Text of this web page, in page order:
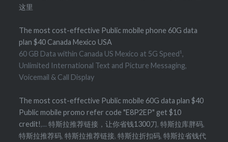
这里
The most cost-effective Public mobile phone 60G data
plan $40 Canada Mexico USA
60 GB Data within Canada US Mexico at 5G Speed¹,
Unlimited International Text and Picture Messaging,
Voicemail & Call Display
The most cost-effective Public mobile 60G data plan $40
Public mobile promo refer code "E8P2EP" get $10
credit!,...特斯拉推荐链接，让你省钱1300刀,特斯拉库胖码,
特斯拉推荐码,特斯拉推荐链接,特斯拉折扣码,特斯拉省钱代